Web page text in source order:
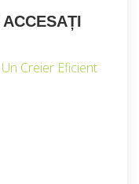
Creier Eficient